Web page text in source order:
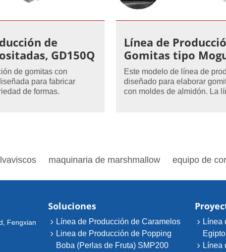
de
GD150Q
de gomitas con
para fabricar
de formas.
Línea de
Gomitas tipo
Este modelo de línea de
diseñado para elaborar
con moldes de almidón. La
maquinaria de marshmallow equipo de
Fengxian
Soluciones
Línea de Producción de Caramelos
Linea de Producción de Popping
Boba (Perlas de Fruta) SMP200
Línea
Egipto
Línea